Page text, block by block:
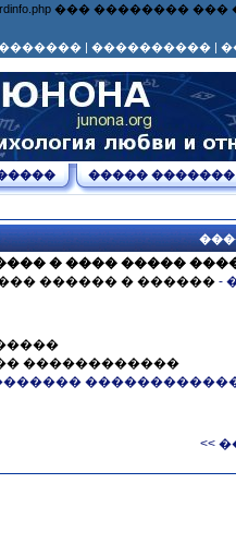
���
| ���������� |
����� �������
� ���� �����
������ � ������ -
������������
<<